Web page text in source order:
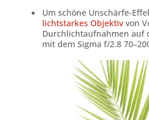
Um schöne Unschärfe-
lichtstarkes Objektiv von
Durchlichtaufnahmen auf
mit dem Sigma f/2.8